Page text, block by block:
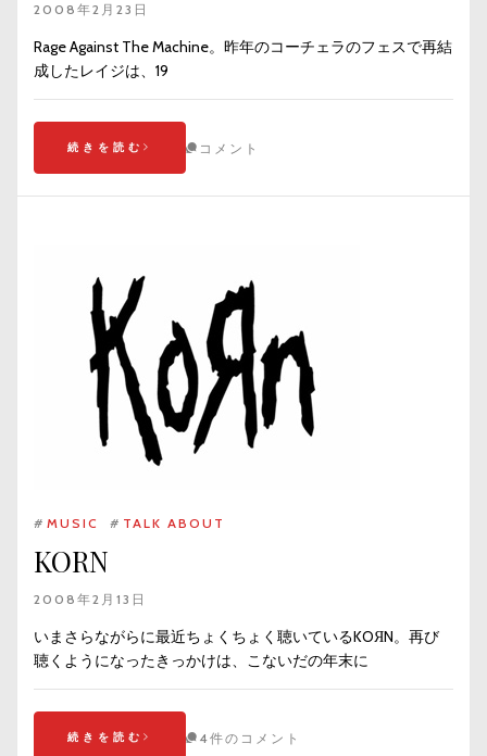
2008年2月23日
Rage Against The Machine。昨年のコーチェラのフェスで再結
成したレイジは、19
続きを読む コメント
# MUSIC # TALK ABOUT
KORN
2008年2月13日
いまさらながらに最近ちょくちょく聴いているKOЯN。再び
聴くようになったきっかけは、こないだの年末に
続きを読む 4件のコメント